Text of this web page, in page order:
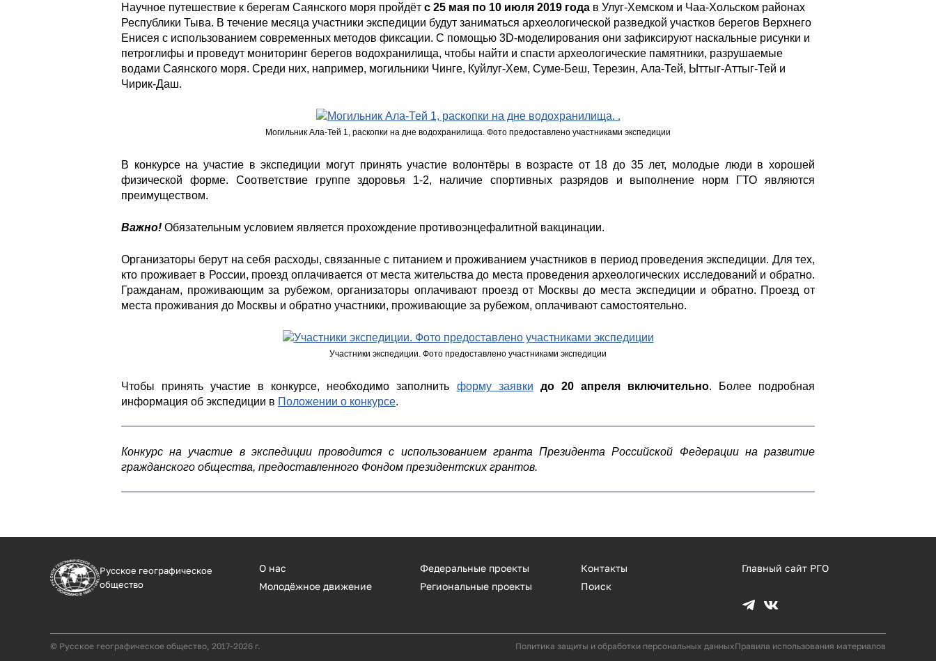
Научное путешествие к берегам Саянского моря пройдёт с 25 мая по 10 июля 2019 года в Улуг-Хемском и Чаа-Хольском районах
Республики Тыва. В течение месяца участники экспедиции будут заниматься археологической разведкой участков берегов Верхнего
Енисея с использованием современных методов фиксации. С помощью 3D-моделирования они зафиксируют наскальные рисунки и
петроглифы и проведут мониторинг берегов водохранилища, чтобы найти и спасти археологические памятники, разрушаемые
водами Саянского моря. Среди них, например, могильники Чинге, Куйлуг-Хем, Суме-Беш, Терезин, Ала-Тей, Ыттыг-Аттыг-Тей и
Чирик-Даш.
Могильник Ала-Тей 1, раскопки на дне водохранилища. Фото предоставлено участниками экспедиции
В конкурсе на участие в экспедиции могут принять участие волонтёры в возрасте от 18 до 35 лет, молодые люди в хорошей
физической форме. Соответствие группе здоровья 1-2, наличие спортивных разрядов и выполнение норм ГТО являются
преимуществом.
Важно! Обязательным условием является прохождение противоэнцефалитной вакцинации.
Организаторы берут на себя расходы, связанные с питанием и проживанием участников в период проведения экспедиции. Для тех,
кто проживает в России, проезд оплачивается от места жительства до места проведения археологических исследований и обратно.
Гражданам, проживающим за рубежом, организаторы оплачивают проезд от Москвы до места экспедиции и обратно. Проезд от
места проживания до Москвы и обратно участники, проживающие за рубежом, оплачивают самостоятельно.
Участники экспедиции. Фото предоставлено участниками экспедиции
Чтобы принять участие в конкурсе, необходимо заполнить форму заявки до 20 апреля включительно. Более подробная
информация об экспедиции в Положении о конкурсе.
Конкурс на участие в экспедиции проводится с использованием гранта Президента Российской Федерации на развитие
гражданского общества, предоставленного Фондом президентских грантов.
Русское географическое
общество
О нас
Молодёжное движение
Федеральные проекты
Региональные проекты
Контакты
Поиск
Главный сайт РГО
© Русское географическое общество, 2017-2026 г. Политика защиты и обработки персональных данныхПравила использования материалов